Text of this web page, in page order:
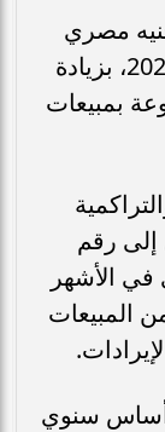
182 مليار جنيه مصري
في الأشهر التسعة الأولى من عام 2025، بزيادة
بمبيعات
إلى رقم
مصري في الأشهر
2025، بدفع من المبيعات
بنسبة 63٪ على أساس سنوي